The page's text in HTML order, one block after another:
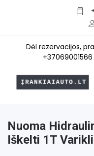
Dėl rezervacijos,
Nuoma
Iškelti 1T